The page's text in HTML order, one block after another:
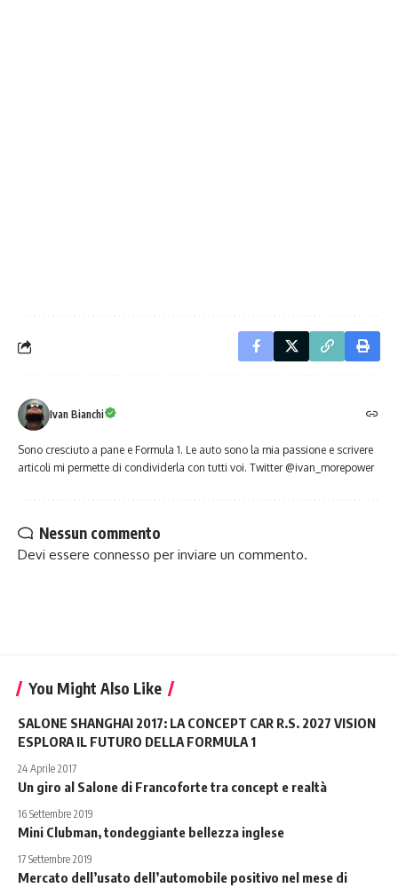
Ivan Bianchi
Sono cresciuto a pane e Formula 1. Le auto sono la mia passione e scrivere
articoli mi permette di condividerla con tutti voi. Twitter @ivan_morepower
Nessun commento
Devi essere connesso per inviare un commento.
You Might Also Like
SALONE SHANGHAI 2017: LA CONCEPT CAR R.S. 2027 VISION
ESPLORA IL FUTURO DELLA FORMULA 1
24 Aprile 2017
Un giro al Salone di Francoforte tra concept e realtà
16 Settembre 2019
Mini Clubman, tondeggiante bellezza inglese
17 Settembre 2019
Mercato dell’usato dell’automobile positivo nel mese di